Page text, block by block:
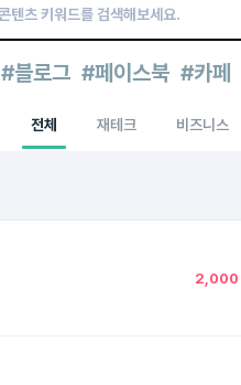
#블로그 #페이스북 #카페
전체 재테크 비즈니스
2,000